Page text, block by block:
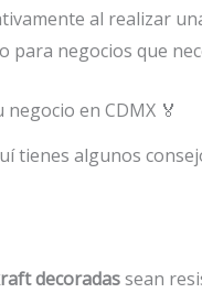
al realizar
negocios que
en CDMX 🏅
tienes algunos
decoradassean